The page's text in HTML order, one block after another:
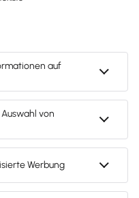
den
Software für